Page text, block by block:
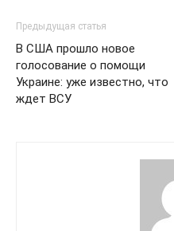
Предыдущая статья
В США прошло новое
голосование о помощи
Украине: уже известно, что
ждет ВСУ